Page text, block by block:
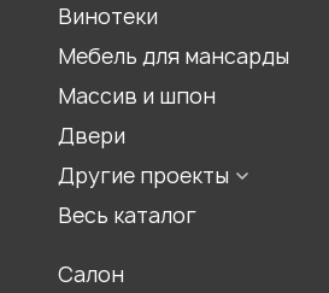
Встроенный шкаф
Шкаф для спальни
Шкаф для гостиной
Винотеки
Мебель для мансарды
Массив и шпон
Двери
Другие проекты
Мебель для храмов
Столы обеденные
Весь каталог
Салон